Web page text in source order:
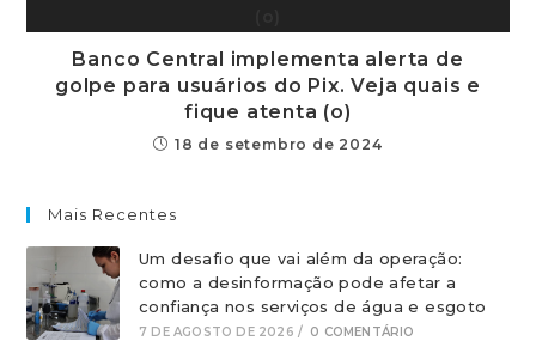
Banco Central implementa alerta de
golpe para usuários do Pix. Veja quais e
fique atenta (o)
18 de setembro de 2024
Mais Recentes
Um desafio que vai além da operação:
como a desinformação pode afetar a
confiança nos serviços de água e esgoto
7 DE AGOSTO DE 2026 / 0 COMENTÁRIO